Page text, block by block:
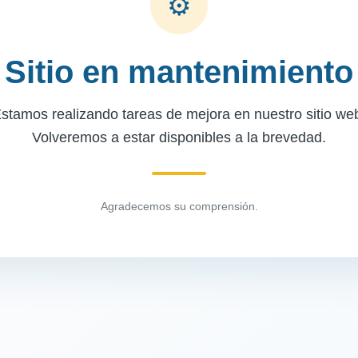
Sitio en mantenimiento
realizando tareas de mejora en nuestro sitio
Volveremos a estar disponibles a la brevedad.
Agradecemos su comprensión.